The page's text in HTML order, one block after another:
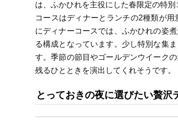
は、ふかひれを主役にした春限定の特
コースはディナーとランチの2種類が
にディナーコースでは、ふかひれの姿
る構成となっています。少し特別な集
す。季節の節目やゴールデンウイーク
残るひとときを演出してくれそうです。
とっておきの夜に選びたい贅沢